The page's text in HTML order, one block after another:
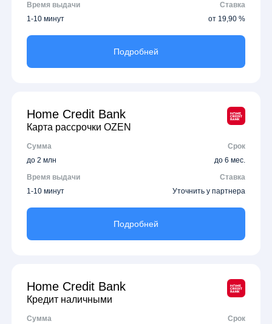
Время выдачи
Ставка
1-10 минут
от 19,90 %
Подробней
Home Credit Bank
Карта рассрочки OZEN
Сумма
Срок
до 2 млн
до 6 мес.
Время выдачи
Ставка
1-10 минут
Уточнить у партнера
Подробней
Home Credit Bank
Кредит наличными
Сумма
Срок